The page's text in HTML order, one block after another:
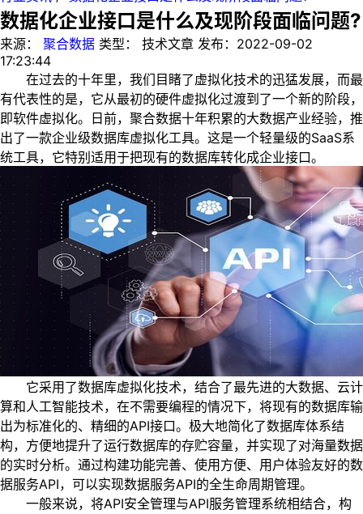
数据化企业接口是什么及现阶段面临问题?
来源： 聚合数据 类型： 技术文章 发布： 2022-09-02
17:23:44
在过去的十年里，我们目睹了虚拟化技术的迅猛发展，而最
有代表性的是，它从最初的硬件虚拟化过渡到了一个新的阶段，
即软件虚拟化。日前，聚合数据十年积累的大数据产业经验，推
出了一款企业级数据库虚拟化工具。这是一个轻量级的SaaS系
统工具，它特别适用于把现有的数据库转化成企业接口。
它采用了数据库虚拟化技术，结合了最先进的大数据、云计
算和人工智能技术，在不需要编程的情况下，将现有的数据库输
出为标准化的、精细的API接口。极大地简化了数据库体系结
构，方便地提升了运行数据库的存贮容量，并实现了对海量数据
的实时分析。通过构建功能完善、使用方便、用户体验友好的数
据服务API，可以实现数据服务API的全生命周期管理。
一般来说，将API安全管理与API服务管理系统相结合，构